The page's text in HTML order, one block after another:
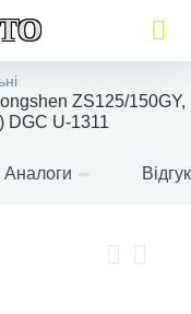
ZS125/150GY,
U-1311
Аналоги